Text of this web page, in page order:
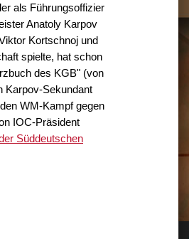
als Führungsoffizier
Anatoly Karpov
Kortschnoj und
spielte, hat schon
des KGB" (von
Karpov-Sekundant
WM-Kampf gegen
IOC-Präsident
Süddeutschen